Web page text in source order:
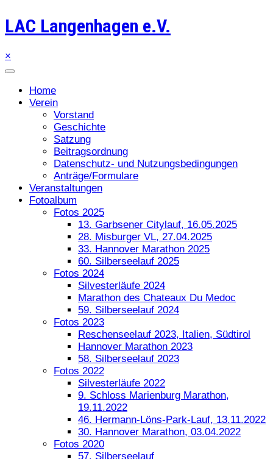
LAC Langenhagen e.V.
×
Home
Verein
Vorstand
Geschichte
Satzung
Beitragsordnung
Datenschutz- und Nutzungsbedingungen
Anträge/Formulare
Veranstaltungen
Fotoalbum
Fotos 2025
13. Garbsener Citylauf, 16.05.2025
28. Misburger VL, 27.04.2025
33. Hannover Marathon 2025
60. Silberseelauf 2025
Fotos 2024
Silvesterläufe 2024
Marathon des Chateaux Du Medoc
59. Silberseelauf 2024
Fotos 2023
Reschenseelauf 2023, Italien, Südtirol
Hannover Marathon 2023
58. Silberseelauf 2023
Fotos 2022
Silvesterläufe 2022
9. Schloss Marienburg Marathon,
19.11.2022
46. Hermann-Löns-Park-Lauf, 13.11.2022
30. Hannover Marathon, 03.04.2022
Fotos 2020
57. Silberseelauf